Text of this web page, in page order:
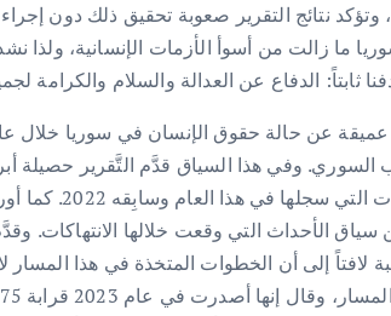
نتائج التقرير صعوبة تحقيق ذلك دون
ما زالت من أسوأ الأزمات الإنسانية، ولذا
ثابتاً: الدفاع عن العدالة والسلام والكرامة
وعقدَ
عن سياق الأحداث التي وقعت خلالها
إلى أن الخطوات المتخذة في هذا المسار